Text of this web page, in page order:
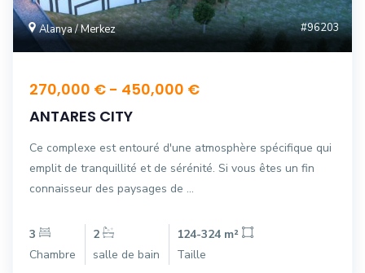
Alanya / Merkez #96203
270,000 € - 450,000 €
ANTARES CITY
Ce complexe est entouré d'une atmosphère spécifique qui
emplit de tranquillité et de sérénité. Si vous êtes un fin
connaisseur des paysages de ...
3
Chambre
2
salle de bain
124-324 m²
Taille